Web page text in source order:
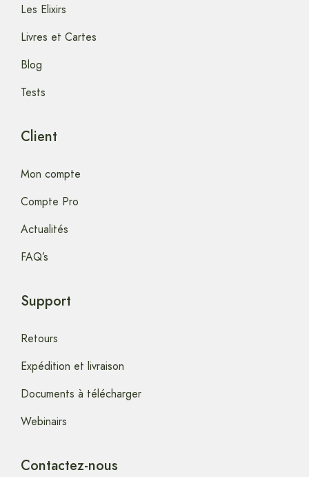
Les Elixirs
Livres et Cartes
Blog
Tests
Client
Mon compte
Compte Pro
Actualités
FAQ’s
Support
Retours
Expédition et livraison
Documents à télécharger
Webinairs
Contactez-nous